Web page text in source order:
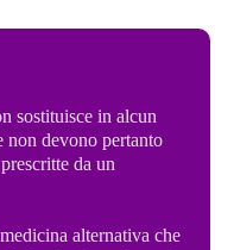
sostituisce in alcun
devono pertanto
da un
alternativa che